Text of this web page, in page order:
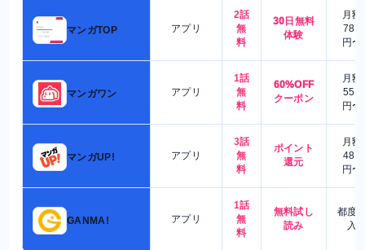
マンガTOP アプリ
2話
無
料
30日無料
体験
月額
780
円〜
マンガワン アプリ
1話
無
料
60%OFF
クーポン
月額
550
円〜
マンガUP! アプリ
3話
無
料
ポイント
還元
月額
480
円〜
GANMA! アプリ
1話
無
料
無料試し
読み
都度
入